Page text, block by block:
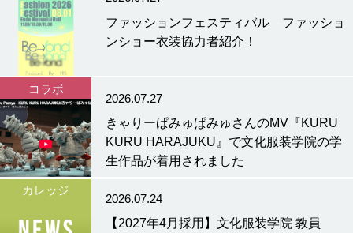
ファッションフェスティバル ファッショ
ンショー衣装協力者紹介！
コラボ
2026.07.27
きゃりーぱみゅぱみゅさんのMV『KURU
KURU HARAJUKU』で文化服装学院の学
生作品が着用されました
カレッジ
2026.07.24
【2027年4月採用】文化服装学院 教員